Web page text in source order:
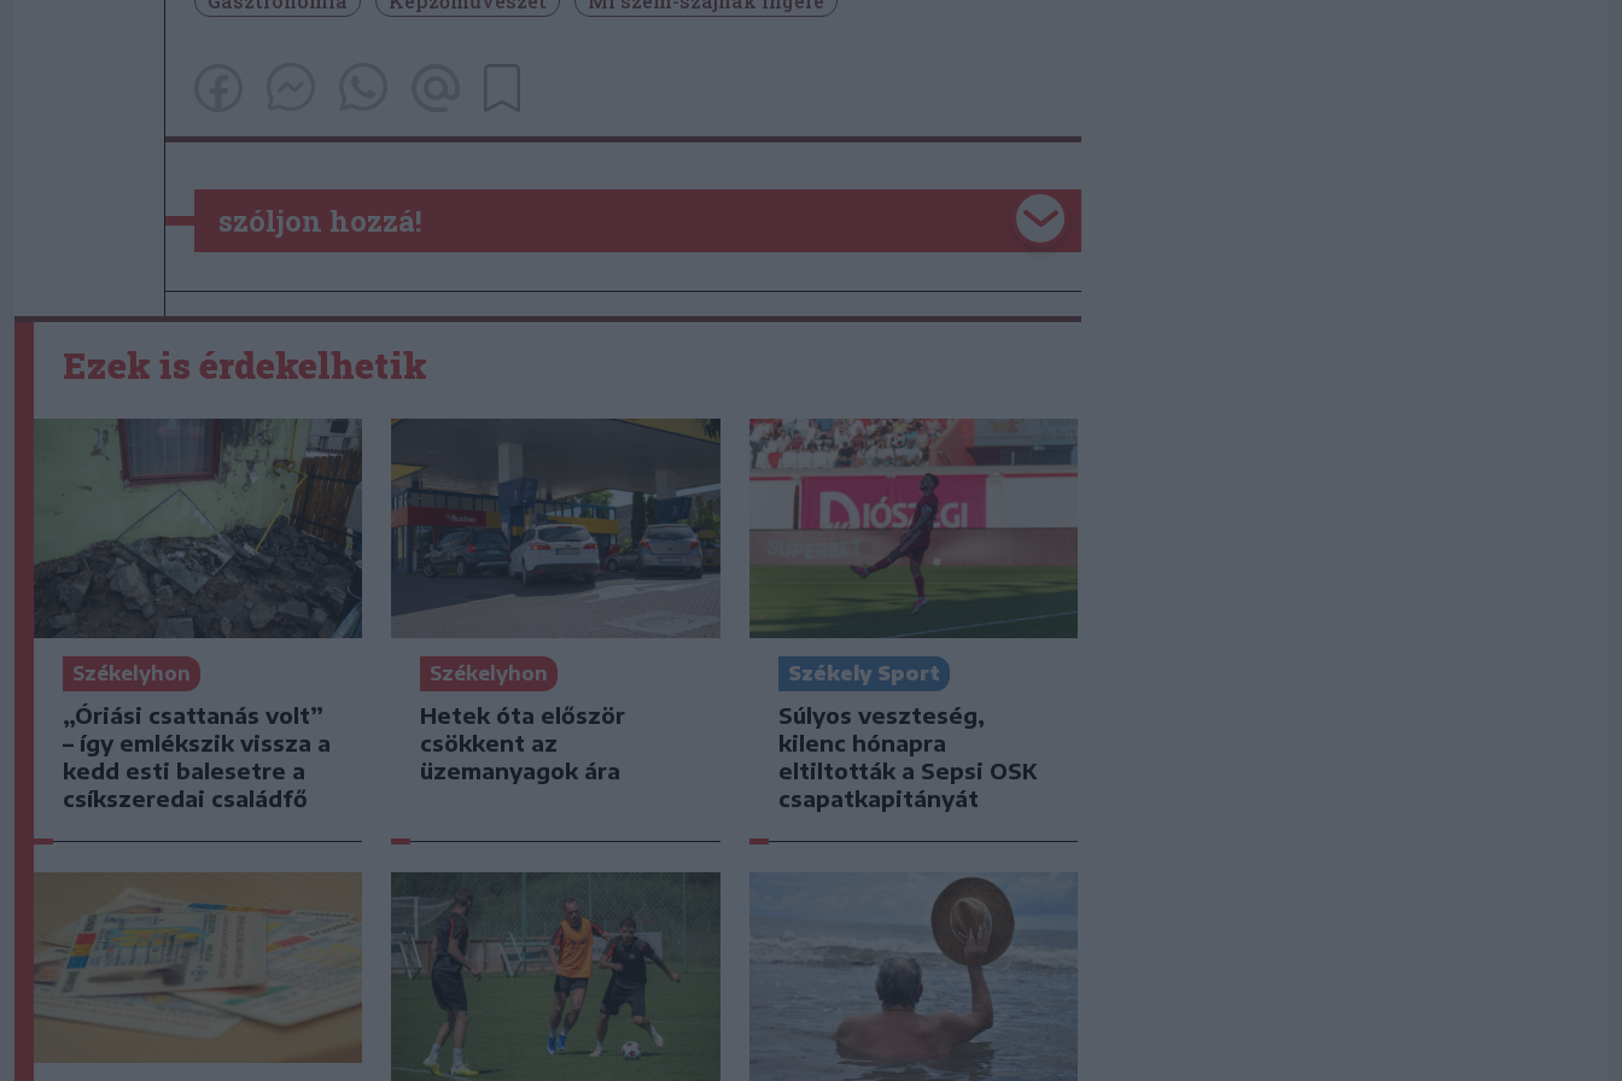
szóljon hozzá!
Ezek is érdekelhetik
Székelyhon
„Óriási csattanás volt”
– így emlékszik vissza a
kedd esti balesetre a
csíkszeredai családfő
Székelyhon
Hetek óta először
csökkent az
üzemanyagok ára
Székely Sport
Súlyos veszteség,
kilenc hónapra
eltiltották a Sepsi OSK
csapatkapitányát